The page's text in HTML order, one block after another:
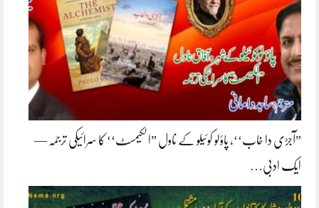
”آجڑی دا خاب‘‘، پاؤلو کوئیلو کے ناول ”الکیمسٹ‘‘ کا سرائیکی ترجمہ —
ایک ادبی…